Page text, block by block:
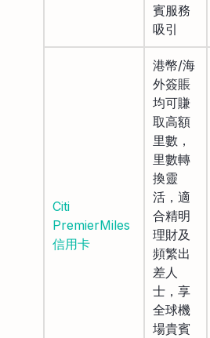
賓服務
吸引
Citi
PremierMiles
信用卡
港幣/海
外簽賬
均可賺
取高額
里數，
里數轉
換靈
活，適
合精明
理財及
頻繁出
差人
士，享
全球機
場貴賓